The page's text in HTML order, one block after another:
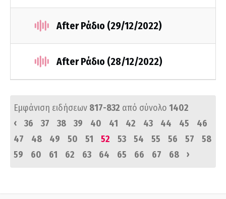
After Ράδιο (29/12/2022)
After Ράδιο (28/12/2022)
Εμφάνιση ειδήσεων 817-832 από σύνολο 1402
‹
36 37 38 39 40 41 42 43 44 45
46
47
48 49 50 51 52 53 54 55 56 57
58
59
60 61 62 63 64 65 66 67 68 ›